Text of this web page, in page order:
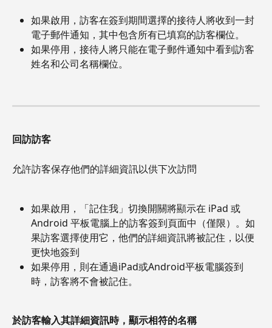
如果啟用，訪客在簽到期間選擇的接待人將收到一封
電子郵件通知，其中包含所有已填寫的訪客欄位。
如果停用，接待人將只能在電子郵件通知中看到訪客
姓名和公司名稱欄位。
回訪訪客
允許訪客保存他們的詳細資訊以供下次訪問
如果啟用，「記住我」切換開關將顯示在 iPad 或
Android 平板電腦上的訪客簽到頁面中（僅限）。如
果訪客選擇使用它，他們的詳細資訊將被記住，以便
更快地簽到
如果停用，則在通過iPad或Android平板電腦簽到
時，訪客將不會被記住。
於訪客輸入其詳細資訊時，顯示相符的名稱